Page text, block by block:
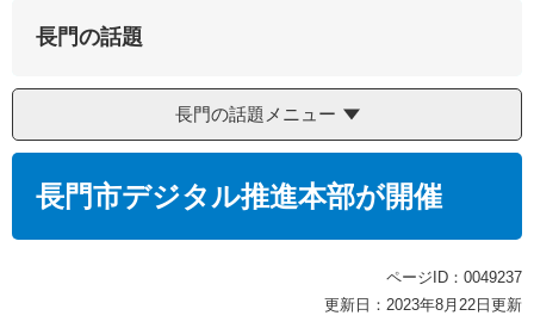
長門の話題
長門の話題メニュー
長門市デジタル推進本部が開催
ページID：0049237
更新日：2023年8月22日更新